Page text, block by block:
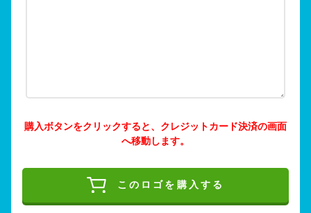
購入ボタンをクリックすると、クレジットカード決済の画面
へ移動します。
このロゴを購入する